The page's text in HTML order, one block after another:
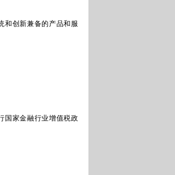
创新兼备的产品和服
家金融行业增值税政